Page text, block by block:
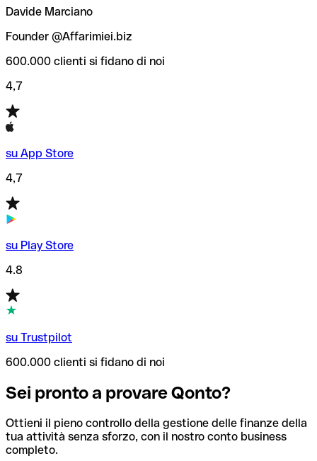
Davide Marciano
Founder @Affarimiei.biz
600.000 clienti si fidano di noi
4,7
su App Store
4,7
su Play Store
4.8
su Trustpilot
600.000 clienti si fidano di noi
Sei pronto a provare Qonto?
Ottieni il pieno controllo della gestione delle finanze della
tua attività senza sforzo, con il nostro conto business
completo.